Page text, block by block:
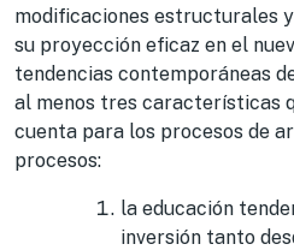
modificaciones estructurales
su proyección eficaz en el
tendencias contemporáneas
al menos tres características
cuenta para los procesos de
procesos:
la educación
inversión tanto